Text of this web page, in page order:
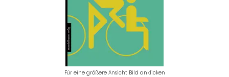
Für eine größere Ansicht Bild anklicken